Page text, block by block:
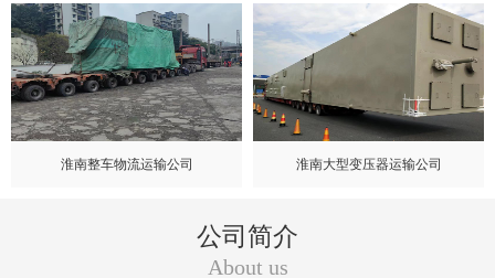
淮南整车物流运输公司 淮南大型变压器运输公司
公司简介
About us